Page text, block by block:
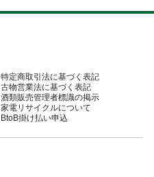
特定商取引法に基づく表記
古物営業法に基づく表記
酒類販売管理者標識の掲示
家電リサイクルについて
BtoB掛け払い申込